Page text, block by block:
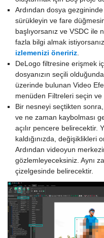
Ardından dosya
sürükleyin ve fare
başlıyorsanız ve VSDC ile
fazla bilgi almak istiyorsanız,
izlemenizi öneririz
DeLogo filtresine erişmek
dosyanızın seçili
üzerinde bulunan Video
menüden Filtreleri seçin ve
Bir nesneyi seçtikten
ve ne zaman kaybolması
açılır pencere belirecektir.
kaldığınızda, değişiklikleri
Ardından videoyun
gözlemleyeceksiniz. Aynı
çizelgesinde belirecektir.